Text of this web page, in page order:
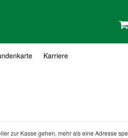
Karriere
zur Kasse gehen, mehr als eine Adresse